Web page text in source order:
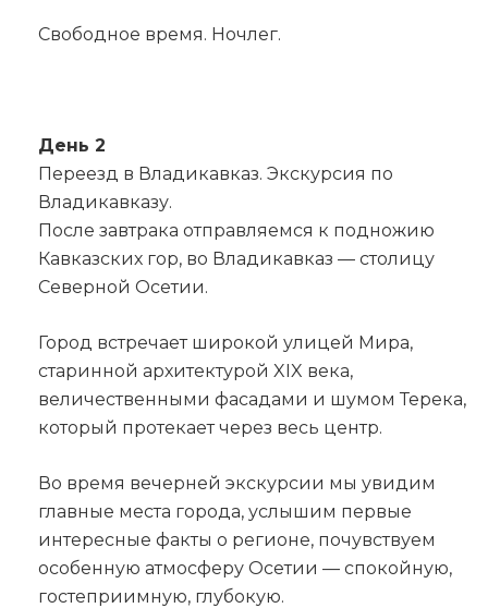
Свободное время. Ночлег.
День 2
Переезд в Владикавказ. Экскурсия по
Владикавказу.
После завтрака отправляемся к подножию
Кавказских гор, во Владикавказ — столицу
Северной Осетии.
Город встречает широкой улицей Мира,
старинной архитектурой XIX века,
величественными фасадами и шумом Терека,
который протекает через весь центр.
Во время вечерней экскурсии мы увидим
главные места города, услышим первые
интересные факты о регионе, почувствуем
особенную атмосферу Осетии — спокойную,
гостеприимную, глубокую.